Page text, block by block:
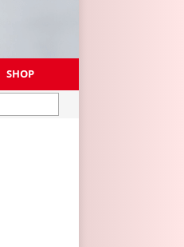
SHOP